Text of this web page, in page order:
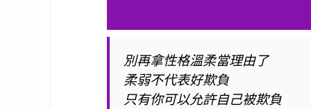
別再拿性格溫柔當理由了
柔弱不代表好欺負
只有你可以允許自己被欺負